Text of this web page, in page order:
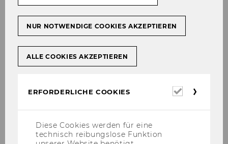
...in der nächs­ten Aus­ga­be zu­rück!
Ak­tu­el­le In­for­ma­tio­nen unter
www.ver­eins­
NUR NOTWENDIGE COOKIES AKZEPTIEREN
ALLE COOKIES AKZEPTIEREN
ERFORDERLICHE COOKIES
Diese Cookies werden für eine
technisch reibungslose Funktion